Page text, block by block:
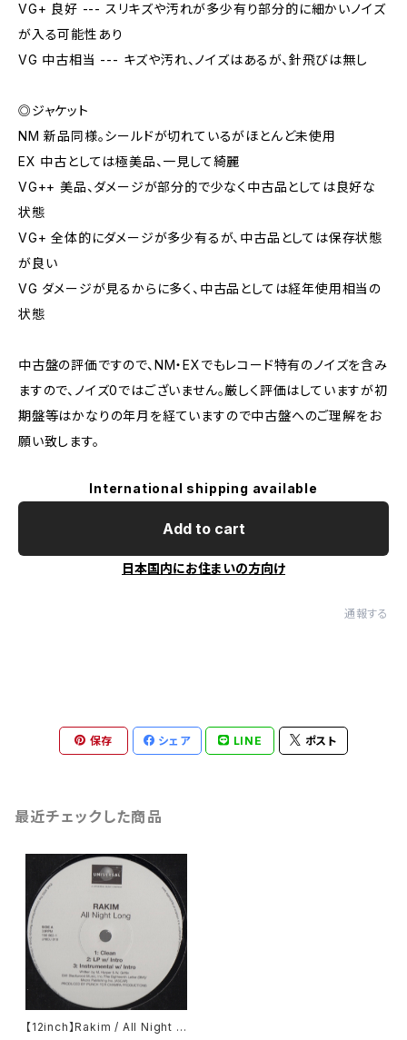
VG+ 良好 --- スリキズや汚れが多少有り部分的に細かいノイズ
が入る可能性あり
VG 中古相当 --- キズや汚れ、ノイズはあるが、針飛びは無し
◎ジャケット
NM 新品同様。シールドが切れているがほとんど未使用
EX 中古としては極美品、一見して綺麗
VG++ 美品、ダメージが部分的で少なく中古品としては良好な
状態
VG+ 全体的にダメージが多少有るが、中古品としては保存状態
が良い
VG ダメージが見るからに多く、中古品としては経年使用相当の
状態
中古盤の評価ですので、NM・EXでもレコード特有のノイズを含み
ますので、ノイズ0ではございません。厳しく評価はしていますが初
期盤等はかなりの年月を経ていますので中古盤へのご理解をお
願い致します。
International shipping available
Add to cart
日本国内にお住まいの方向け
通報する
保存 シェア LINE ポスト
最近チェックした商品
【12inch】Rakim / All Night L